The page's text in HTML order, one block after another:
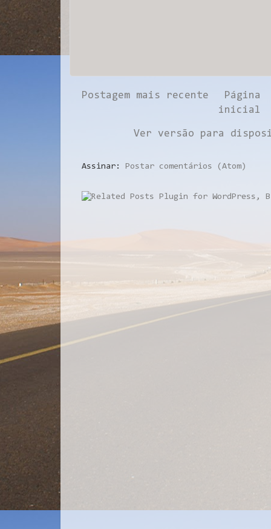
Postagem mais recente
Página
inicial
Ver versão para
Assinar: Postar comentários (Atom)